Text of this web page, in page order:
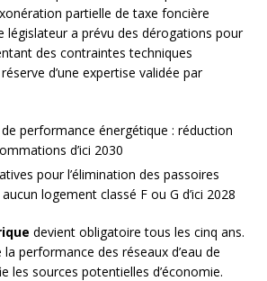
partielle de taxe foncière
législateur a prévu des dérogations pour
des contraintes techniques
d’une expertise validée par
performance énergétique : réduction
d’ici 2030
pour l’élimination des passoires
logement classé F ou G d’ici 2028
devient obligatoire tous les cinq ans.
performance des réseaux d’eau de
les sources potentielles d’économie.